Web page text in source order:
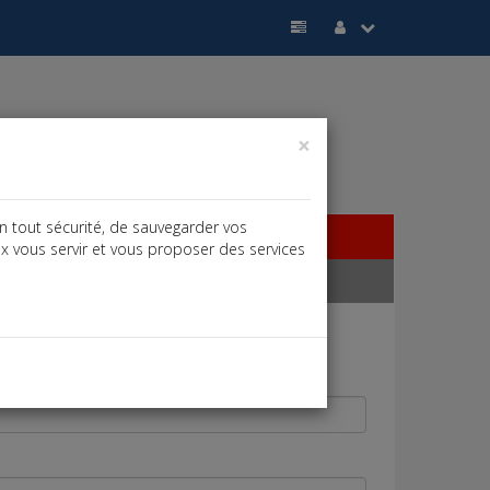
via ce formulaire
×
tout sécurité, de sauvegarder vos
vous servir et vous proposer des services